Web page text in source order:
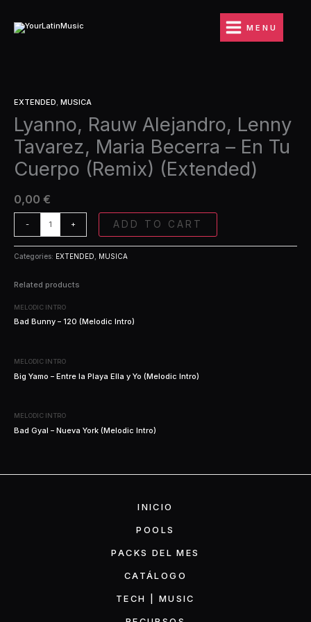
contenido
MENU
EXTENDED, MUSICA
Lyanno, Rauw Alejandro, Lenny
Tavarez, Maria Becerra – En Tu
Cuerpo (Remix) (Extended)
0,00 €
-
Rauw
Alejandro,
Lenny
Tavarez,
Becerra
En
Tu
(Extended)
+ ADD TO CART
Categories: EXTENDED MUSICA
Related products
MELODIC INTRO
Bad Bunny – 120 (Melodic Intro)
MELODIC INTRO
Big Yamo – Entre la Playa Ella y Yo (Melodic Intro)
MELODIC INTRO
Bad Gyal – Nueva York (Melodic Intro)
INICIO
POOLS
PACKS DEL MES
CATÁLOGO
TECH | MUSIC
Tavarez,
Maria
Cuerpo
(Remix)
(Extended)
quantity